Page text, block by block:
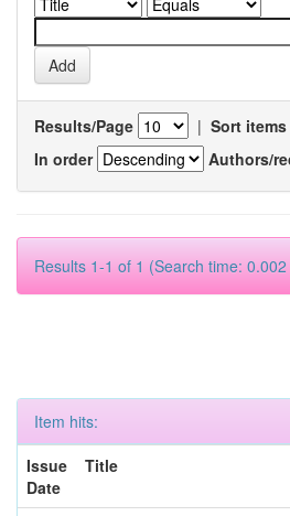
Results/Page | Sort
In order
Authors/
Results 1-1 of 1 (Search time:
Item hits:
Issue
Date
Title